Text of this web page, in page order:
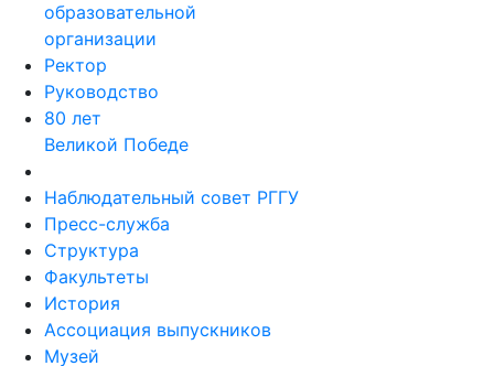
образовательной
организации
Ректор
Руководство
80 лет
Великой Победе
Наблюдательный совет РГГУ
Пресс-служба
Структура
Факультеты
История
Ассоциация выпускников
Музей